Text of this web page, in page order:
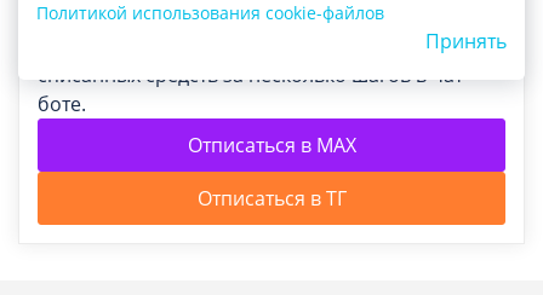
Помощь с отпиской от платных услуг и возврат
списанных средств за несколько шагов в чат-
боте.
Отписаться в MAX
Отписаться в ТГ
Политикой использования cookie-файлов
Принять